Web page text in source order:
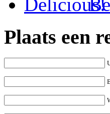
Plaats een